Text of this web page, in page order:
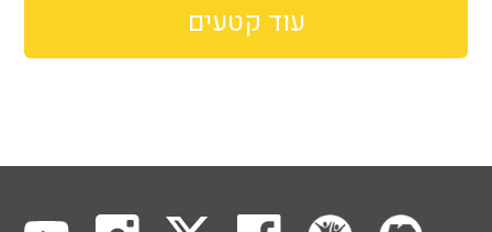
עוד קטעים